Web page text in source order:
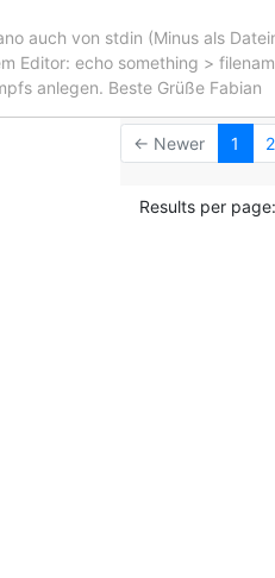
auch von stdin (Minus als
Editor: echo something >
anlegen. Beste Grüße Fabian
← Newer 1 2
Results per page: